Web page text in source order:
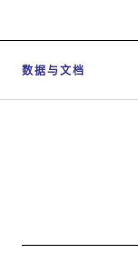
数据与文档